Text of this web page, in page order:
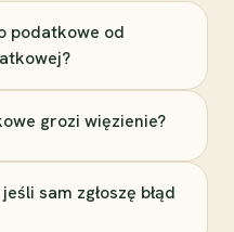
podatkowe od
grozi więzienie?
sam zgłoszę błąd